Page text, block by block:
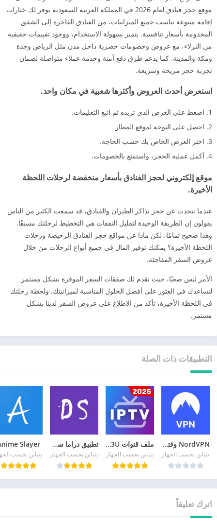
موقع حجز فنادق لعام 2026 في المملكة العربية السعودية يوفر لك خيارات
إقامة متنوعة تناسب جميع الميزانيات، من الفنادق الفاخرة إلى الشقق
المخدومة بأسعار تنافسية. يتميز بسهولة الاستخدام، ووجود تقييمات حقيقية
من النزلاء، مع عروض وخصومات حصرية داخل مدن مثل الرياض وجدة
ومكة والمدينة. كما يدعم طرق دفع آمنة وخدمة عملاء متواصلة لضمان
تجربة حجز مريحة وسريعة.
استعرض أحدث العروض وأكثرها شعبية في مكان واحد.
اضغط على العرض الذي تريده ثم اتبع التعليمات.
احصل على التوجه لموقع المطار
اختر العرض الخاص بك حسب الحاجة.
أكمل عملية الحجز، واستمتع بالخصومات.
موقع إلكتروني لحجز الفنادق بأسعار منخفضة لرحلات اللحظة
الأخيرة.
عندما نتحدث عن حجز تذاكر الطيران والفنادق، قد سمعت الكثير من الناس
يقولون إن الطريقة الوحيدة لتقليل النفقات هي التخطيط لرحلتك مسبقًا.
وهذا صحيح تمامًا، لكن ماذا عن مواقع حجز الفنادق الرخيصة ورحلات
اللحظة الأخيرة؟ يمكنك توفير المال في جميع أنواع الرحلات من خلال
عروض السفر المفاجئة.
الأمر ليس صعبًا، حيث نقدم لك صفقات السفر الموفرة بشكل مستمر
لنساعدك في العثور على أفضل الحلول المناسبة لميزانيتك. ولخطة رحلتك
في اللحظة الأخيرة، تأكد من الاطلاع على عروض السفر لدينا بشكل
مستمر.
التطبيقات ذات الصلة
NordVPN وفتح المواقع المحجوبة
يتباين بحسب الجهاز
ملف قنوات IPTV M3U ونايل سات
يتباين بحسب الجهاز
تطبيق دراما سلاير 2026
يتباين بحسب الجهاز
Slayer
يتباين بحسب
اترك تعليقاً